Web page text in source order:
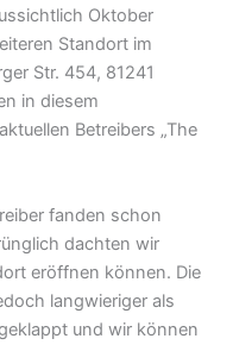
Oktober
Standort im
Str. 454, 81241
in diesem
Betreibers „The
fanden schon
dachten wir
eröffnen können. Die
langwieriger als
und wir können